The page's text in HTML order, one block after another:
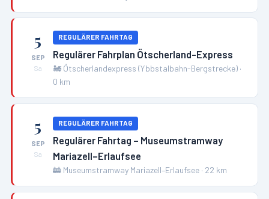
5
SEP
Sa
REGULÄRER FAHRTAG
Regulärer Fahrplan Ötscherland-Express
🚂 Ötscherlandexpress (Ybbstalbahn-Bergstrecke) ·
0 km
5
SEP
Sa
REGULÄRER FAHRTAG
Regulärer Fahrtag – Museumstramway
Mariazell–Erlaufsee
🚋 Museumstramway Mariazell–Erlaufsee · 22 km